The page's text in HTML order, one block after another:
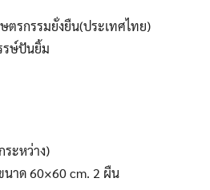
ตรกรรมยั่งยืน(ประเทศไทย)
รษ์ปันยิ้ม
ระหว่าง)
าด 60×60 cm. 2 ผืน